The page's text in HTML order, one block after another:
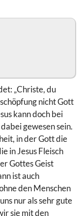
„Christe, du
nicht Gott
kann doch bei
gewesen sein.
in der Gott die
in Jesus Fleisch
Gottes Geist
ist auch
den Menschen
nur als sehr gute
sie mit den